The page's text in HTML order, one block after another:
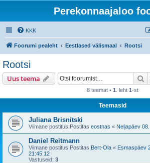
Perekonnaajaloo
KKK
Foorumi pealeht Eestlased välismaal Rootsi
Rootsi
Uus teema
8 teemat • 1 . leht 1-st
Teemasid
Juliana Brisnitski
Viimane postitus Postitas eostnas « Neljapäev
Daniel Reitmann
Viimane postitus Postitas Bert-Ola « Esmaspäev
21:45:12
Vastuseid: 3